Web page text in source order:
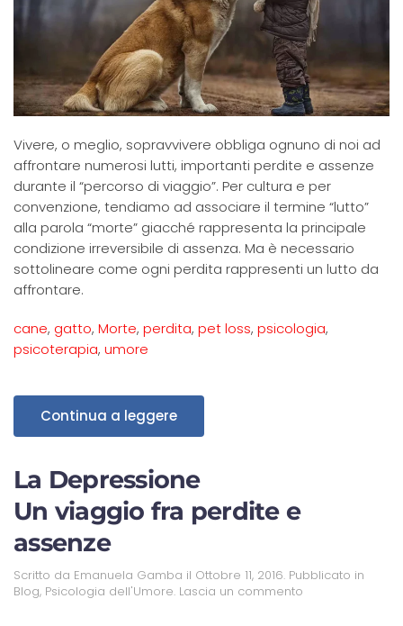
Vivere, o meglio, sopravvivere obbliga ognuno di noi ad
affrontare numerosi lutti, importanti perdite e assenze
durante il “percorso di viaggio”. Per cultura e per
convenzione, tendiamo ad associare il termine “lutto”
alla parola “morte” giacché rappresenta la principale
condizione irreversibile di assenza. Ma è necessario
sottolineare come ogni perdita rappresenti un lutto da
affrontare.
cane, gatto, Morte, perdita, pet loss, psicologia,
psicoterapia, umore
Continua a leggere
La Depressione
Un viaggio fra perdite e
assenze
Scritto da Emanuela Gamba il Ottobre 11, 2016. Pubblicato in
Blog, Psicologia dell'Umore. Lascia un commento